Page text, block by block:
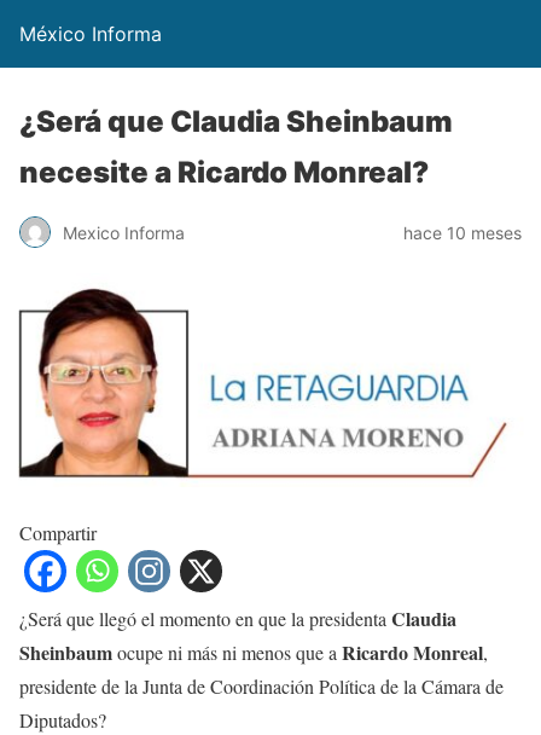
México Informa
¿Será que Claudia Sheinbaum
necesite a Ricardo Monreal?
Mexico Informa hace 10 meses
Compartir
¿Será que llegó el momento en que la presidenta Claudia
Sheinbaumocupe ni más ni menos que a Ricardo Monreal,
presidente de la Junta de Coordinación Política de la Cámara de
Diputados?